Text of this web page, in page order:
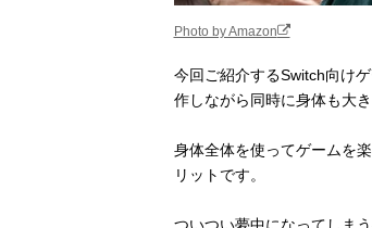
Photo by Amazon
今回ご紹介するSwitch向け
作しながら同時に身体も大
身体全体を使ってゲームを楽
リットです。